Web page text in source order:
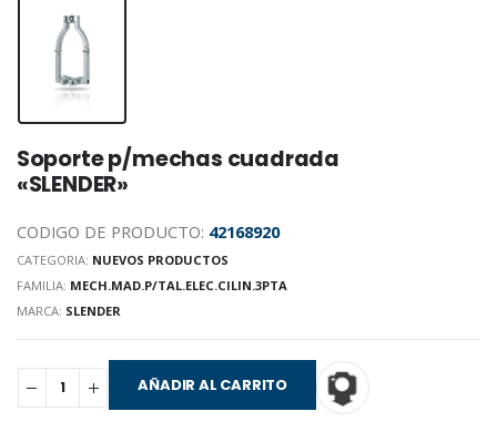
Soporte p/mechas cuadrada
«SLENDER»
CODIGO DE PRODUCTO: 42168920
CATEGORIA: NUEVOS PRODUCTOS
FAMILIA: MECH.MAD.P/TAL.ELEC.CILIN.3PTA
MARCA: SLENDER
AÑADIR AL CARRITO